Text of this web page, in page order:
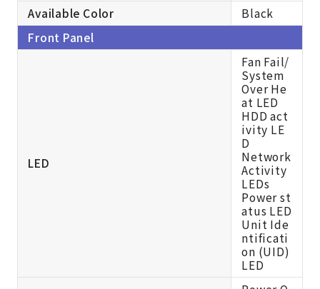
Available Color
Black
Front Panel
LED
Fan Fail/
System
Over He
at LED
HDD act
ivity LE
D
Network
Activity
LEDs
Power st
atus LED
Unit Ide
ntificati
on (UID)
LED